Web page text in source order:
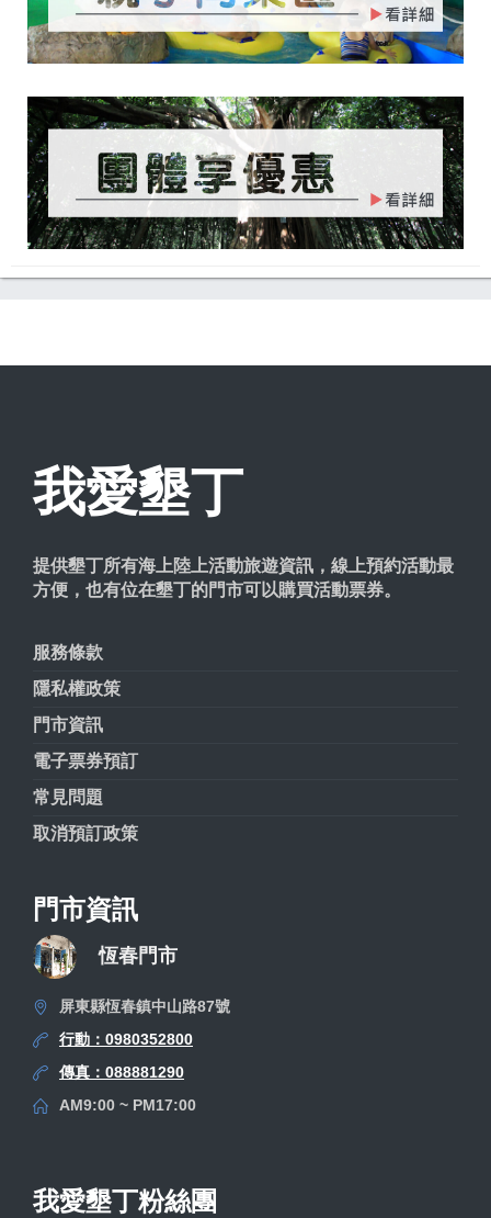
我愛墾丁
提供墾丁所有海上陸上活動旅遊資訊，線上預約活動最
方便，也有位在墾丁的門市可以購買活動票券。
服務條款
隱私權政策
門市資訊
電子票券預訂
常見問題
取消預訂政策
門市資訊
恆春門市
屏東縣恆春鎮中山路87號
行動：0980352800
傳真：088881290
AM9:00 ~ PM17:00
我愛墾丁粉絲團